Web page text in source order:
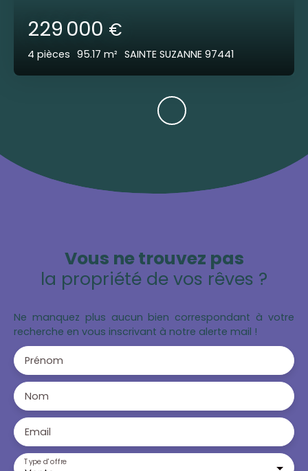
229 000 €
4 pièces 95.17 m² SAINTE SUZANNE 97441
Vous ne trouvez pas
la propriété de vos rêves ?
Ne manquez plus aucun bien correspondant à votre
recherche en vous inscrivant à notre alerte mail !
Prénom
Nom
Email
Type d'offre